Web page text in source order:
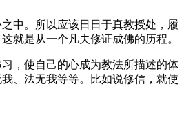
中。所以应该日日于真教授处，履
就是从一个凡夫修证成佛的历程。
，使自己的心成为教法所描述的体
、法无我等等。比如说修信，就使